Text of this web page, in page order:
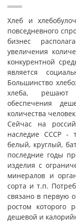
Хлеб и
повседневного
бизнес
увеличения
конкурентной
является
Большинство
хлеба, решают
обеспечения
количества
Сейчас на
наследие СССР -
белый, круглый,
последние годы
изделия с
минералов и
сорта и т.п.
связано в первую
ростом которого
дешевой и